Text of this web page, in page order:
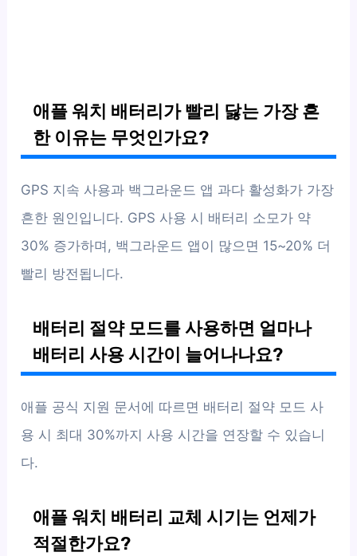
애플 워치 배터리가 빨리 닳는 가장 흔
한 이유는 무엇인가요?
GPS 지속 사용과 백그라운드 앱 과다 활성화가 가장
흔한 원인입니다. GPS 사용 시 배터리 소모가 약
30% 증가하며, 백그라운드 앱이 많으면 15~20% 더
빨리 방전됩니다.
배터리 절약 모드를 사용하면 얼마나
배터리 사용 시간이 늘어나나요?
애플 공식 지원 문서에 따르면 배터리 절약 모드 사
용 시 최대 30%까지 사용 시간을 연장할 수 있습니
다.
애플 워치 배터리 교체 시기는 언제가
적절한가요?